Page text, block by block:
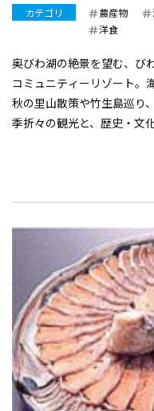
カテゴリ
農産物
洋食
奥びわ湖の絶景を望む、び
コミュニティーリゾート。
秋の里山散策や竹生島巡り
季折々の観光と、歴史・文